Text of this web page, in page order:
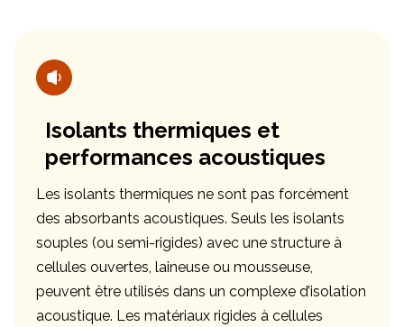
Isolants thermiques et
performances acoustiques
Les isolants thermiques ne sont pas forcément
des absorbants acoustiques. Seuls les isolants
souples (ou semi-rigides) avec une structure à
cellules ouvertes, laineuse ou mousseuse,
peuvent être utilisés dans un complexe d’isolation
acoustique. Les matériaux rigides à cellules